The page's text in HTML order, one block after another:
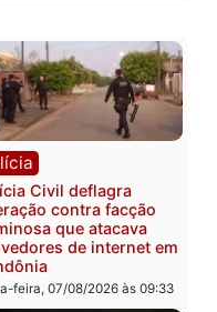
Polícia
Polícia Federal apreende
400 quilos de drogas e
prende motorista em RO
sexta-feira, 07/08/2026 às